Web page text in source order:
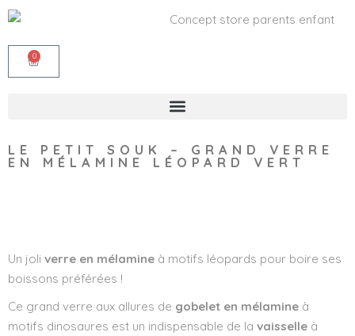
0
LE PETIT SOUK – GRAND VERRE
EN MÉLAMINE LÉOPARD VERT
Un joli verre en mélamine à motifs léopards pour boire ses
boissons préférées !
Ce grand verre aux allures de gobelet en mélamine à
motifs dinosaures est un indispensable de la vaisselle à